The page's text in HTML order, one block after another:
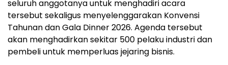
seluruh anggotanya untuk menghadiri acara
tersebut sekaligus menyelenggarakan Konvensi
Tahunan dan Gala Dinner 2026. Agenda tersebut
akan menghadirkan sekitar 500 pelaku industri dan
pembeli untuk memperluas jejaring bisnis.